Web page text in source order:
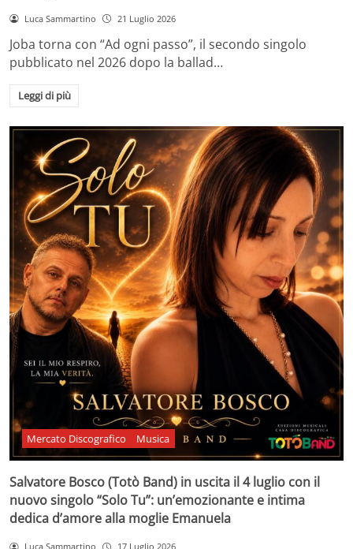
Luca Sammartino 21 Luglio 2026
Joba torna con “Ad ogni passo”, il secondo singolo
pubblicato nel 2026 dopo la ballad…
Leggi di più
Mercato Discografico Musica
Salvatore Bosco (Totò Band) in uscita il 4 luglio con il
nuovo singolo “Solo Tu”: un’emozionante e intima
dedica d’amore alla moglie Emanuela
Luca Sammartino 17 Luglio 2026